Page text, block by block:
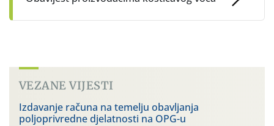
VEZANE VIJESTI
Izdavanje računa na temelju obavljanja
poljoprivredne djelatnosti na OPG-u